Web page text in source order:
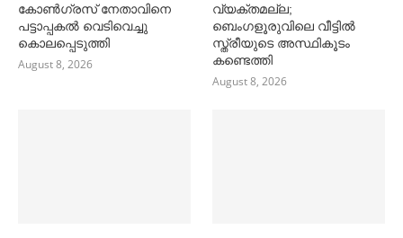
കോണ്‍ഗ്രസ് നേതാവിനെ
പട്ടാപ്പകല്‍ വെടിവെച്ചു
കൊലപ്പെടുത്തി
August 8, 2026
വ്യക്തമല്ല;
ബെംഗളൂരുവിലെ വീട്ടില്‍
സ്ത്രീയുടെ അസ്ഥികൂടം
കണ്ടെത്തി
August 8, 2026